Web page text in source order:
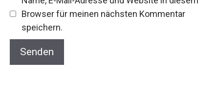
Browser für meinen nächsten Kommentar
speichern.